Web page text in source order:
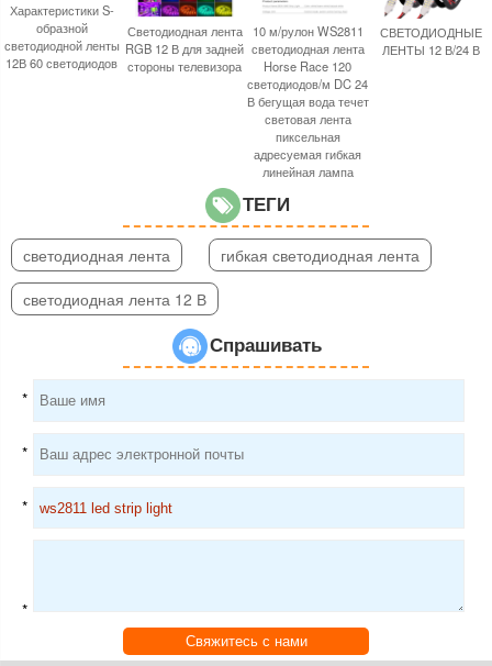
Характеристики S-
образной
светодиодной ленты
12В 60 светодиодов
Светодиодная лента
RGB 12 В для задней
стороны телевизора
10 м/рулон WS2811
светодиодная лента
Horse Race 120
светодиодов/м DC 24
В бегущая вода течет
световая лента
пиксельная
адресуемая гибкая
линейная лампа
СВЕТОДИОДНЫЕ
ЛЕНТЫ 12 В/24 В
ТЕГИ
светодиодная лента
гибкая светодиодная лента
светодиодная лента 12 В
Спрашивать
*
*
*
*
Свяжитесь с нами